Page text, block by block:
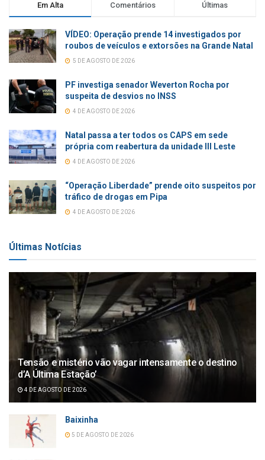
Em Alta Comentários Últimas
VÍDEO: Operação prende 14 investigados por
roubos de veículos e extorsões na Grande Natal
5 DE AGOSTO DE 2026
PF investiga senador Weverton Rocha por
suspeita de desvios no INSS
4 DE AGOSTO DE 2026
Natal passa a ter todos os CAPS em sede
própria com reabertura da unidade III Leste
4 DE AGOSTO DE 2026
“Operação Liberdade” prende oito suspeitos por
tráfico de drogas em Pipa
4 DE AGOSTO DE 2026
Últimas Notícias
Tensão e mistério vão vagar intensamente o destino
d’A Última Estação’
4 DE AGOSTO DE 2026
Baixinha
5 DE AGOSTO DE 2026